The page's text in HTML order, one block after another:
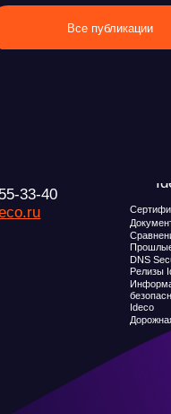
безопасность в решениях
Дорожная карта